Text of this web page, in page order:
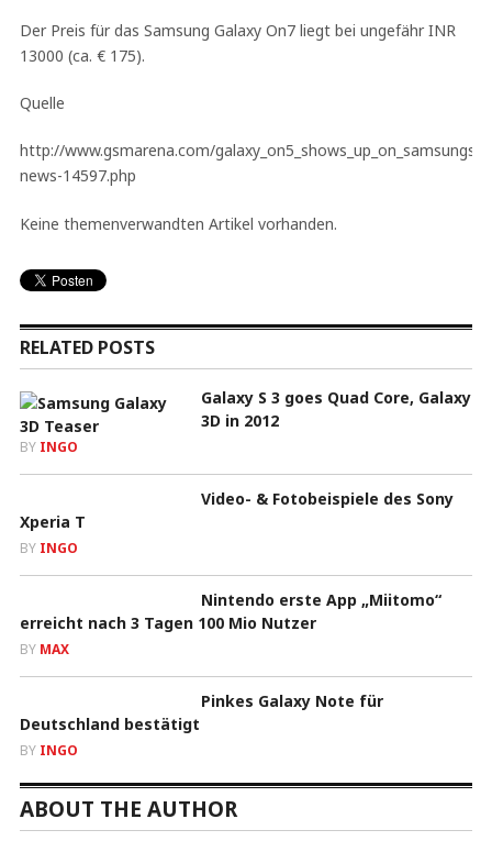
Der Preis für das Samsung Galaxy On7 liegt bei ungefähr INR
13000 (ca. € 175).
Quelle
http://www.gsmarena.com/
news-14597.php
Keine themenverwandten Artikel vorhanden.
RELATED POSTS
Galaxy S 3 goes Quad Core, Galaxy
3D in 2012
BY INGO
Video- & Fotobeispiele des Sony
Xperia T
BY INGO
Nintendo erste App „Miitomo“
erreicht nach 3 Tagen 100 Mio Nutzer
BY MAX
Pinkes Galaxy Note für
Deutschland bestätigt
BY INGO
ABOUT THE AUTHOR